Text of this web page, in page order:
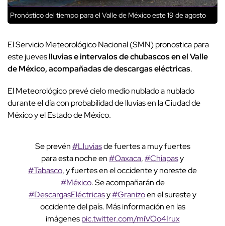
Pronóstico del tiempo para el Valle de México este 19 de agosto
El Servicio Meteorológico Nacional (SMN) pronostica para
este jueveslluvias e intervalos de chubascos en el Valle
de México, acompañadas de descargas eléctricas.
El Meteorológico prevé cielo medio nublado a nublado
durante el día con probabilidad de lluvias en la Ciudad de
México y el Estado de México.
Se prevén#Lluviasde fuertes a muy fuertes
para esta noche en#Oaxaca,#Chiapasy
#Tabasco, y fuertes en el occidente y noreste de
#México. Se acompañarán de
#DescargasEléctricasy#Granizoen el sureste y
occidente del país. Más información en las
imágenespic.twitter.com/miVOo4Irux